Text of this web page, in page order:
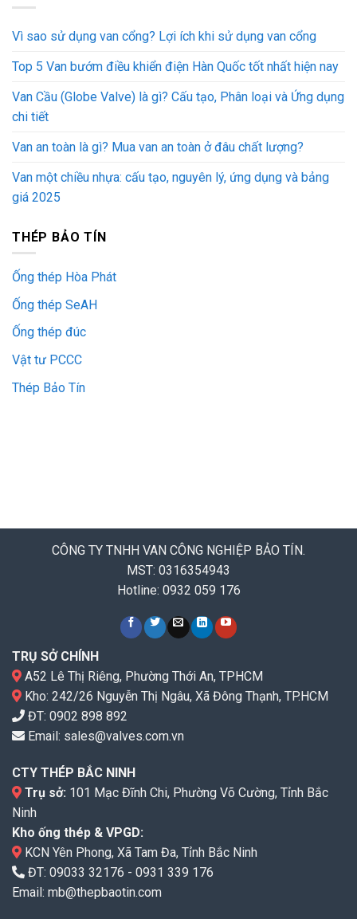
Vì sao sử dụng van cổng? Lợi ích khi sử dụng van cổng
Top 5 Van bướm điều khiển điện Hàn Quốc tốt nhất hiện nay
Van Cầu (Globe Valve) là gì? Cấu tạo, Phân loại và Ứng dụng
chi tiết
Van an toàn là gì? Mua van an toàn ở đâu chất lượng?
Van một chiều nhựa: cấu tạo, nguyên lý, ứng dụng và bảng
giá 2025
THÉP BẢO TÍN
Ống thép Hòa Phát
Ống thép SeAH
Ống thép đúc
Vật tư PCCC
Thép Bảo Tín
CÔNG TY TNHH VAN CÔNG NGHIỆP BẢO TÍN.
MST: 0316354943
Hotline: 0932 059 176
TRỤ SỞ CHÍNH
A52 Lê Thị Riêng, Phường Thới An, TPHCM
Kho: 242/26 Nguyễn Thị Ngâu, Xã Đông Thạnh, TP.HCM
ĐT: 0902 898 892
Email: sales@valves.com.vn
CTY THÉP BẮC NINH
Trụ sở: 101 Mạc Đĩnh Chi, Phường Võ Cường, Tỉnh Bắc
Ninh
Kho ống thép & VPGD:
KCN Yên Phong, Xã Tam Đa, Tỉnh Bắc Ninh
ĐT: 09033 32176 - 0931 339 176
Email: mb@thepbaotin.com